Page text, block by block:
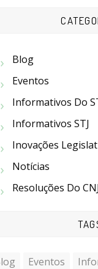
Blog
Eventos
Informativos Do
Informativos STJ
Inovações
Notícias
Resoluções Do CNJ
Eventos